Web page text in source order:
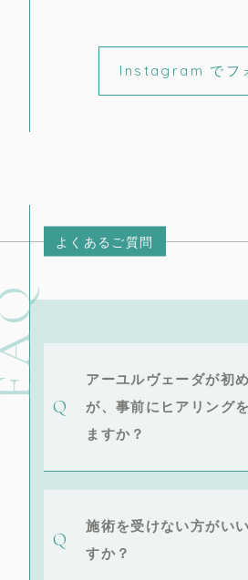
Instagram でフ
よくあるご質問
アーユルヴェーダが初
が、事前にヒアリング
ますか？
施術を受けない方がい
すか？